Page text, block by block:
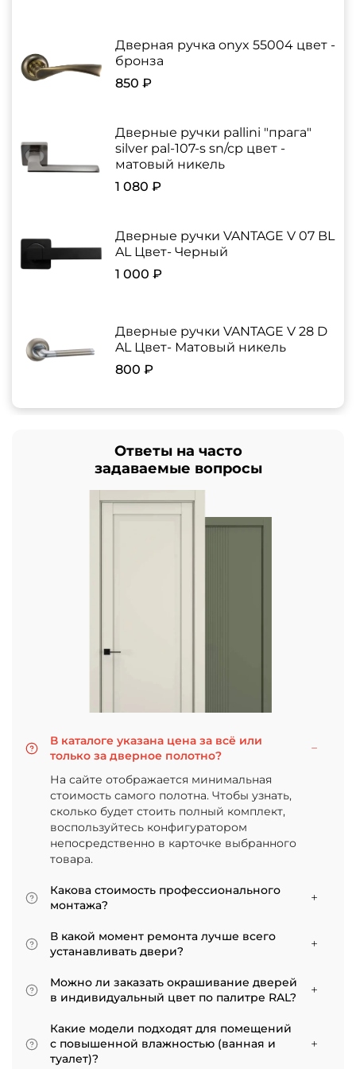
Дверная ручка onyx 55004 цвет -
бронза
850 ₽
Дверные ручки pallini "прага"
silver pal-107-s sn/cp цвет -
матовый никель
1 080 ₽
Дверные ручки VANTAGE V 07 BL
AL Цвет- Черный
1 000 ₽
Дверные ручки VANTAGE V 28 D
AL Цвет- Матовый никель
800 ₽
Ответы на часто
задаваемые вопросы
В каталоге указана цена за всё или
только за дверное полотно?
На сайте отображается минимальная
стоимость самого полотна. Чтобы узнать,
сколько будет стоить полный комплект,
воспользуйтесь конфигуратором
непосредственно в карточке выбранного
товара.
Какова стоимость профессионального
монтажа?
Итоговая сумма зависит от типа отделки
двери и габаритов проема. Минимальная
цена за установку стандартной двери с
покрытием «экошпон» начинается от 5000
рублей.
В какой момент ремонта лучше всего
устанавливать двери?
Мы советуем приступать к монтажу после
того, как уложено напольное покрытие. В
противном случае из-за изменения уровня
пола полотно может не подойти по высоте, и
его придется подрезать. Оптимально ставить
двери по окончании всех отделочных работ.
Можно ли заказать окрашивание дверей
в индивидуальный цвет по палитре RAL?
ассортименте представлены эмалированные
модели от разных фабрик
Какие модели подходят для помещений
с повышенной влажностью (ванная и
туалет)?